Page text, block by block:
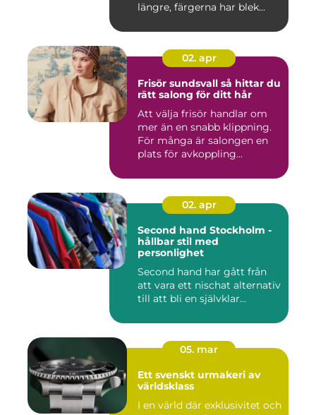
längre, färgerna har blek...
02. apr
Frisör sundsvall så hittar du
rätt salong för ditt hår
Att välja frisör handlar om
mer än en snabb klippning.
För många är salongen en
plats för avkoppling...
02. apr
Second hand Stockholm -
hållbar stil med
personlighet
Second hand har gått från
att vara ett nischat alternativ
till att bli en självklar...
05. mar
Ett svenskt urmakeri av
världsklass
I en värld där exklusivitet och